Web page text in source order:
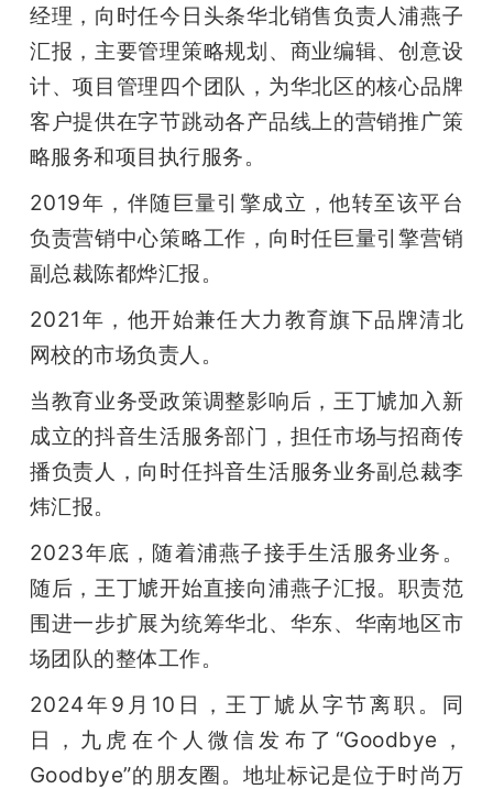
搞
机
经理，向时任今日头条华北销售负责人浦燕子
汇报，主要管理策略规划、商业编辑、创意设
计、项目管理四个团队，为华北区的核心品牌
客户提供在字节跳动各产品线上的营销推广策
略服务和项目执行服务。
2019年，伴随巨量引擎成立，他转至该平台
负责营销中心策略工作，向时任巨量引擎营销
副总裁陈都烨汇报。
2021年，他开始兼任大力教育旗下品牌清北
网校的市场负责人。
当教育业务受政策调整影响后，王丁虓加入新
成立的抖音生活服务部门，担任市场与招商传
播负责人，向时任抖音生活服务业务副总裁李
炜汇报。
2023年底，随着浦燕子接手生活服务业务。
随后，王丁虓开始直接向浦燕子汇报。职责范
围进一步扩展为统筹华北、华东、华南地区市
场团队的整体工作。
2024年9月10日，王丁虓从字节离职。同
日，九虎在个人微信发布了“Goodbye，
Goodbye”的朋友圈。地址标记是位于时尚万